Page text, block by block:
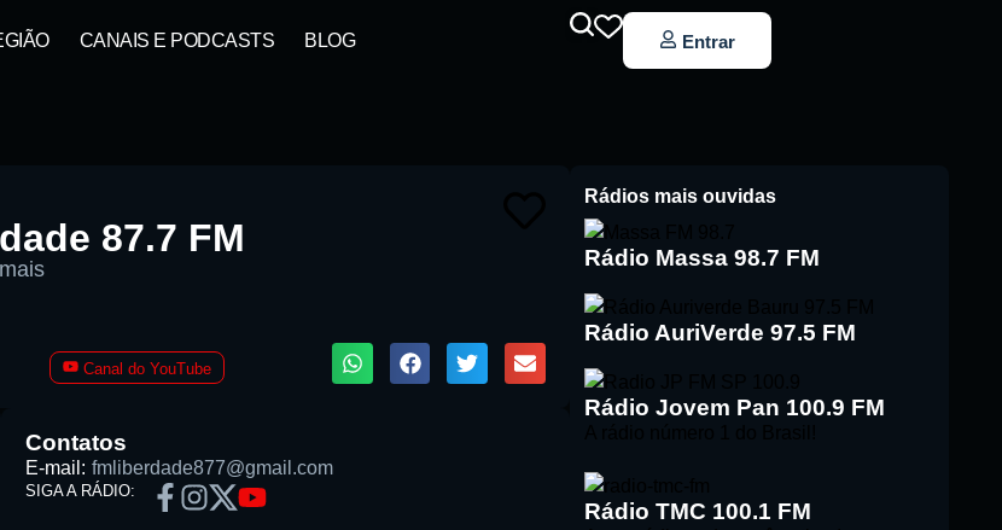
CANAIS E PODCASTS BLOG
Buscar rádio
Entrar
87.7 FM
Canal do YouTube
Contatos
E-mail: fmliberdade877@gmail.com
SIGA A RÁDIO:
Rádios mais ouvidas
Rádio Massa 98.7 FM
Rádio AuriVerde 97.5 FM
Rádio Jovem Pan 100.9 FM
Rádio TMC 100.1 FM